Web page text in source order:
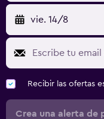
Camas extralargas (+2
Almohada de plumas
Enchufe cerca de la
Despertador
Perchero
Armario o clóset
vie. 14/8
Recibir las ofertas
Crea una alerta de